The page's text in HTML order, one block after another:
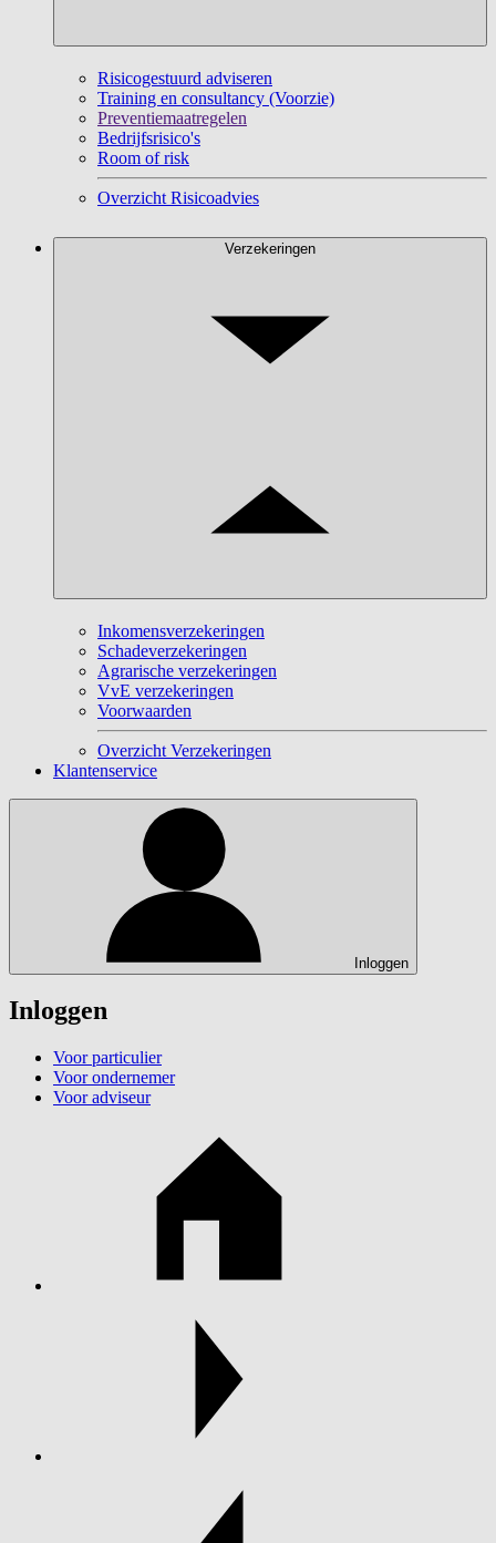
Risicogestuurd adviseren
Training en consultancy (Voorzie)
Preventiemaatregelen
Bedrijfsrisico's
Room of risk
Overzicht Risicoadvies
Verzekeringen
Inkomensverzekeringen
Schadeverzekeringen
Agrarische verzekeringen
VvE verzekeringen
Voorwaarden
Overzicht Verzekeringen
Klantenservice
Inloggen
Inloggen
Voor particulier
Voor ondernemer
Voor adviseur